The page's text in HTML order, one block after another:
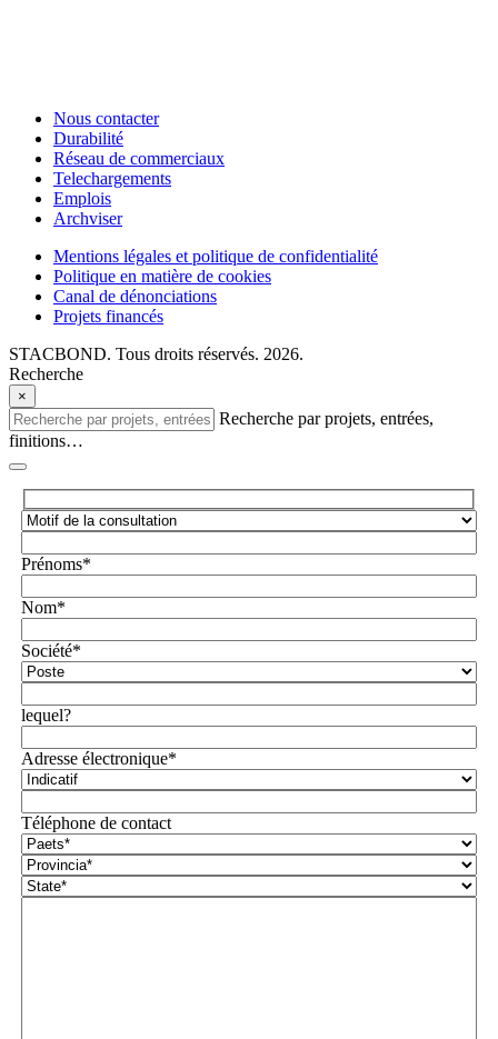
Nous contacter
Durabilité
Réseau de commerciaux
Telechargements
Emplois
Archviser
Mentions légales et politique de confidentialité
Politique en matière de cookies
Canal de dénonciations
Projets financés
STACBOND. Tous droits réservés. 2026.
Recherche
×
Recherche par projets, entrées,
finitions…
Prénoms*
Nom*
Société*
lequel?
Adresse électronique*
Téléphone de contact